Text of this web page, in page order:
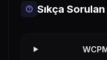
help Sıkça